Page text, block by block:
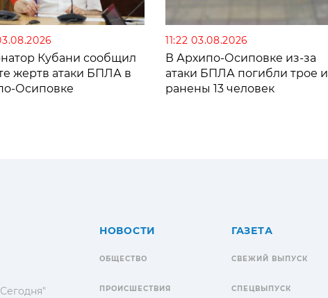
Кубани сообщил
жертв атаки БПЛА в
Осиповке
11:22 03.08.2026
В Архипо-Осиповке из-за
атаки БПЛА погибли трое и
ранены 13 человек
НОВОСТИ
ОБЩЕСТВО
ПРОИСШЕСТВИЯ
ГАЗЕТА
СВЕЖИЙ ВЫПУСК
СПЕЦВЫПУСК